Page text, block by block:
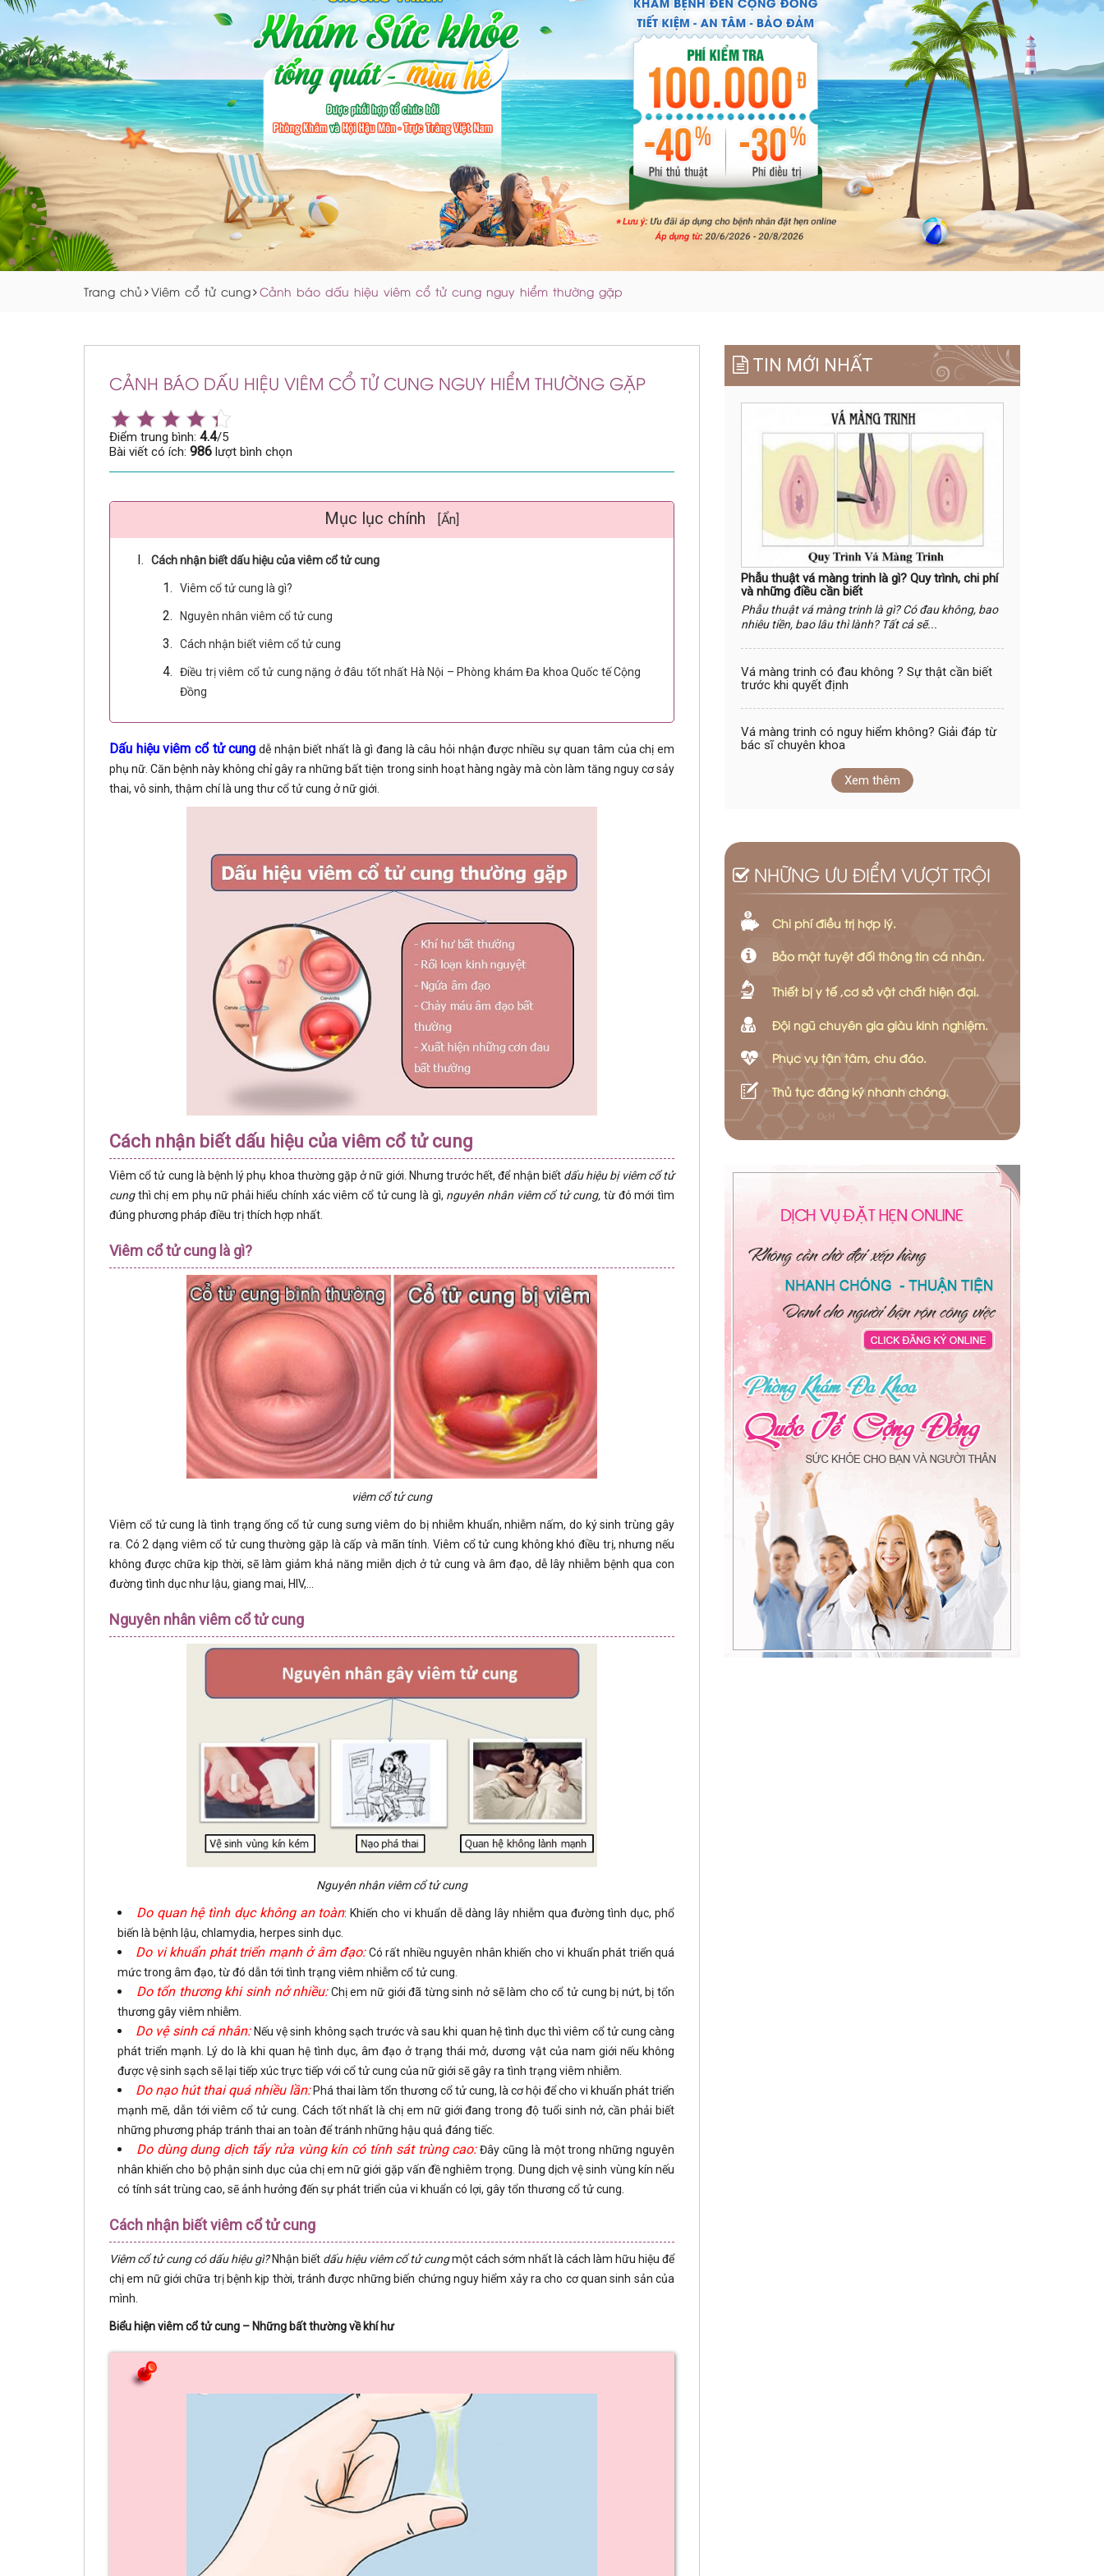
Trang chủ Viêm cổ tử cung Cảnh báo dấu hiệu viêm cổ tử cung nguy hiểm thường gặp
CẢNH BÁO DẤU HIỆU VIÊM CỔ TỬ CUNG NGUY HIỂM THƯỜNG GẶP
Điểm trung bình: 4.4/5
Bài viết có ích: 986 lượt bình chọn
Mục lục chính [Ẩn]
Cách nhận biết dấu hiệu của viêm cổ tử cung
Viêm cổ tử cung là gì?
Nguyên nhân viêm cổ tử cung
Cách nhận biết viêm cổ tử cung
Điều trị viêm cổ tử cung nặng ở đâu tốt nhất Hà Nội – Phòng khám Đa khoa Quốc tế Cộng
Đồng
Dấu hiệu viêm cổ tử cung dễ nhận biết nhất là gì đang là câu hỏi nhận được nhiều sự quan tâm của chị em
phụ nữ. Căn bệnh này không chỉ gây ra những bất tiện trong sinh hoạt hàng ngày mà còn làm tăng nguy cơ sảy
thai, vô sinh, thậm chí là ung thư cổ tử cung ở nữ giới.
Cách nhận biết dấu hiệu của viêm cổ tử cung
Viêm cổ tử cung là bệnh lý phụ khoa thường gặp ở nữ giới. Nhưng trước hết, để nhận biết dấu hiệu bị viêm cổ tử
cungthì chị em phụ nữ phải hiểu chính xác viêm cổ tử cung là gì, nguyên nhân viêm cổ tử cung, từ đó mới tìm
đúng phương pháp điều trị thích hợp nhất.
Viêm cổ tử cung là gì?
viêm cổ tử cung
Viêm cổ tử cung là tình trạng ống cổ tử cung sưng viêm do bị nhiễm khuẩn, nhiễm nấm, do ký sinh trùng gây
ra. Có 2 dạng viêm cổ tử cung thường gặp là cấp và mãn tính. Viêm cổ tử cung không khó điều trị, nhưng nếu
không được chữa kịp thời, sẽ làm giảm khả năng miễn dịch ở tử cung và âm đạo, dễ lây nhiễm bệnh qua con
đường tình dục như lậu, giang mai, HIV,...
Nguyên nhân viêm cổ tử cung
Nguyên nhân viêm cổ tử cung
Do quan hệ tình dục không an toàn: Khiến cho vi khuẩn dễ dàng lây nhiễm qua đường tình dục, phổ
biến là bệnh lậu, chlamydia, herpes sinh dục.
Do vi khuẩn phát triển mạnh ở âm đạo:Có rất nhiều nguyên nhân khiến cho vi khuẩn phát triển quá
mức trong âm đạo, từ đó dẫn tới tình trạng viêm nhiễm cổ tử cung.
Do tổn thương khi sinh nở nhiều:Chị em nữ giới đã từng sinh nở sẽ làm cho cổ tử cung bị nứt, bị tổn
thương gây viêm nhiễm.
Do vệ sinh cá nhân:Nếu vệ sinh không sạch trước và sau khi quan hệ tình dục thì viêm cổ tử cung càng
phát triển mạnh. Lý do là khi quan hệ tình dục, âm đạo ở trạng thái mở, dương vật của nam giới nếu không
được vệ sinh sạch sẽ lại tiếp xúc trực tiếp với cổ tử cung của nữ giới sẽ gây ra tình trạng viêm nhiễm.
Do nạo hút thai quá nhiều lần:Phá thai làm tổn thương cổ tử cung, là cơ hội để cho vi khuẩn phát triển
mạnh mẽ, dẫn tới viêm cổ tử cung. Cách tốt nhất là chị em nữ giới đang trong độ tuổi sinh nở, cần phải biết
những phương pháp tránh thai an toàn để tránh những hậu quả đáng tiếc.
Do dùng dung dịch tẩy rửa vùng kín có tính sát trùng cao:Đây cũng là một trong những nguyên
nhân khiến cho bộ phận sinh dục của chị em nữ giới gặp vấn đề nghiêm trọng. Dung dịch vệ sinh vùng kín nếu
có tính sát trùng cao, sẽ ảnh hưởng đến sự phát triển của vi khuẩn có lợi, gây tổn thương cổ tử cung.
Cách nhận biết viêm cổ tử cung
Viêm cổ tử cung có dấu hiệu gì? Nhận biết dấu hiệu viêm cổ tử cungmột cách sớm nhất là cách làm hữu hiệu để
chị em nữ giới chữa trị bệnh kịp thời, tránh được những biến chứng nguy hiểm xảy ra cho cơ quan sinh sản của
mình.
Biểu hiện viêm cổ tử cung – Những bất thường về khí hư
TIN MỚI NHẤT
Phẫu thuật vá màng trinh là gì? Quy trình, chi phí
và những điều cần biết
Phẫu thuật vá màng trinh là gì? Có đau không, bao
nhiêu tiền, bao lâu thì lành? Tất cả sẽ...
Vá màng trinh có đau không ? Sự thật cần biết
trước khi quyết định
Vá màng trinh có nguy hiểm không? Giải đáp từ
bác sĩ chuyên khoa
Xem thêm
NHỮNG ƯU ĐIỂM VƯỢT TRỘI
Chi phí điều trị hợp lý.
Bảo mật tuyệt đối thông tin cá nhân.
Thiết bị y tế ,cơ sở vật chất hiện đại.
Đội ngũ chuyên gia giàu kinh nghiệm.
Phục vụ tận tâm, chu đáo.
Thủ tục đăng ký nhanh chóng.